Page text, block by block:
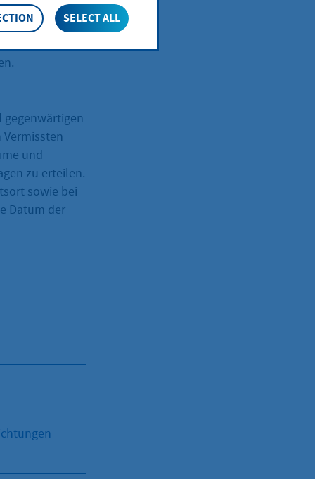
und
zu erteilen.
sowie bei
Datum der
SELECT ALL